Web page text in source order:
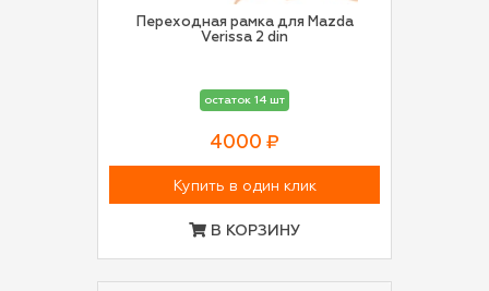
Переходная рамка для Mazda
Verissa 2 din
остаток 14 шт
4000 ₽
Купить в один клик
В КОРЗИНУ